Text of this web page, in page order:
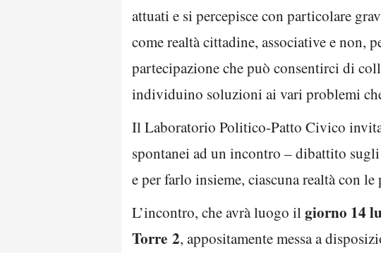
attuati e si percepisce con particolare
come realtà cittadine, associative e non,
partecipazione che può consentirci di
individuino soluzioni ai vari problemi
Il Laboratorio Politico-Patto Civico
spontanei ad un incontro – dibattito
e per farlo insieme, ciascuna realtà con
L’incontro, che avrà luogo ilgiorno 14
Torre 2, appositamente messa a